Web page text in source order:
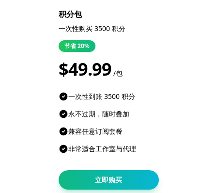
积分包
一次性购买 3500 积分
节省 20%
$49.99 /包
一次性到账 3500 积分
永不过期，随时叠加
兼容任意订阅套餐
非常适合工作室与代理
立即购买